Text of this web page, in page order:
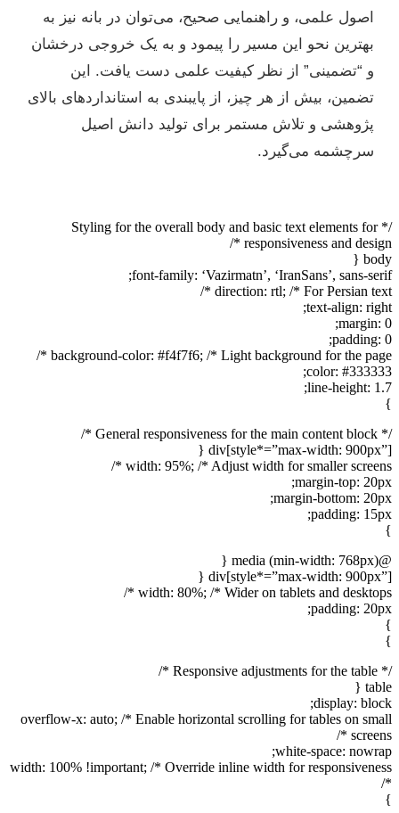
اصول علمی، و راهنمایی صحیح، می‌توان در بانه نیز به
بهترین نحو این مسیر را پیمود و به یک خروجی درخشان
و “تضمینی” از نظر کیفیت علمی دست یافت. این
تضمین، بیش از هر چیز، از پایبندی به استانداردهای بالای
پژوهشی و تلاش مستمر برای تولید دانش اصیل
سرچشمه می‌گیرد.
/* Styling for the overall body and basic text elements for
responsiveness and design */
body {
font-family: ‘Vazirmatn’, ‘IranSans’, sans-serif;
direction: rtl; /* For Persian text */
text-align: right;
margin: 0;
padding: 0;
background-color: #f4f7f6; /* Light background for the page */
color: #333333;
line-height: 1.7;
}
/* General responsiveness for the main content block */
div[style*=”max-width: 900px”] {
width: 95%; /* Adjust width for smaller screens */
margin-top: 20px;
margin-bottom: 20px;
padding: 15px;
}
@media (min-width: 768px) {
div[style*=”max-width: 900px”] {
width: 80%; /* Wider on tablets and desktops */
padding: 20px;
}
}
/* Responsive adjustments for the table */
table {
display: block;
overflow-x: auto; /* Enable horizontal scrolling for tables on small
screens */
white-space: nowrap;
width: 100% !important; /* Override inline width for responsiveness
*/
}